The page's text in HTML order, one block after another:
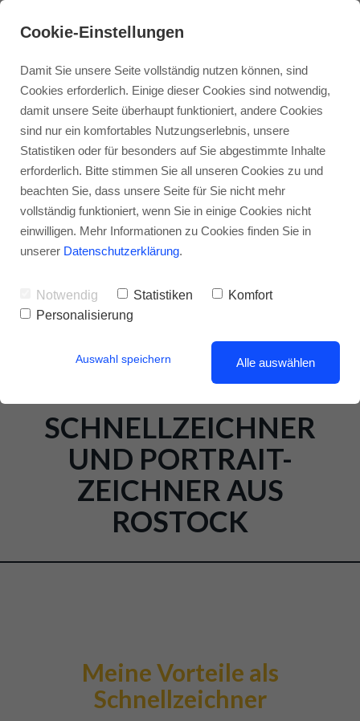
EVENTZEICHNEN
BUCHE KREATIVITÄT FÜR
DEIN EVENT!
SCHNELLZEICHNER
UND PORTRAIT-
ZEICHNER AUS
ROSTOCK
Meine Vorteile als
Schnellzeichner
Cookie-Einstellungen
Damit Sie unsere Seite vollständig nutzen können, sind
Cookies erforderlich. Einige dieser Cookies sind notwendig,
damit unsere Seite überhaupt funktioniert, andere Cookies
sind nur ein komfortables Nutzungserlebnis, unsere
Statistiken oder für besonders auf Sie abgestimmte Inhalte
erforderlich. Bitte stimmen Sie all unseren Cookies zu und
beachten Sie, dass unsere Seite für Sie nicht mehr
vollständig funktioniert, wenn Sie in einige Cookies nicht
einwilligen. Mehr Informationen zu Cookies finden Sie in
unserer Datenschutzerklärung.
Notwendig Statistiken
Komfort
Personalisierung
Auswahl speichern Alle auswählen